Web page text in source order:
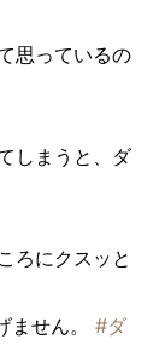
思っているの
しまうと、ダ
ろにクスッと
ません。 #ダ